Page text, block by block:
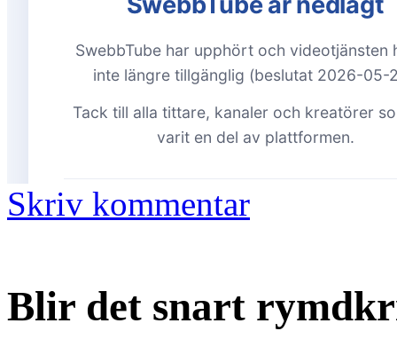
Skriv kommentar
Blir det snart